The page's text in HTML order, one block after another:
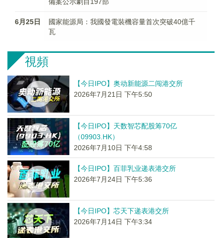
6月25日
國家能源局：我國發電裝機容量首次突破40億千
瓦
視頻
【今日IPO】奥动新能源二闯港交所
2026年7月21日 下午5:50
【今日IPO】天数智芯配股筹70亿
（09903.HK）
2026年7月10日 下午4:58
【今日IPO】百菲乳业递表港交所
2026年7月24日 下午5:36
【今日IPO】芯天下递表港交所
2026年7月14日 下午3:34